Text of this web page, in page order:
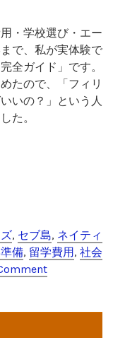
・学校選び・エー
で、私が実体験で
全ガイド」です。
たので、「フィリ
いの？」という人
た。
, セブ島, ネイティ
備, 留学費用, 社会